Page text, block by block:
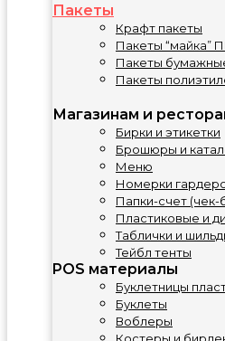
Пакеты
Крафт пакеты
Пакеты “майка”
Пакеты
Пакеты
Магазинам и
Бирки и этикетки
Брошюры и
Меню
Номерки
Папки-счет (чек-
Пластиковые и
Таблички и
Тейбл тенты
POS материалы
Буклетницы
Буклеты
Воблеры
Костеры и